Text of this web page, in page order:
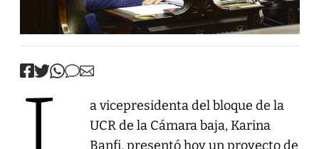
a vicepresidenta del bloque de la
UCR de la Cámara baja, Karina
Banfi, presentó hoy un proyecto de